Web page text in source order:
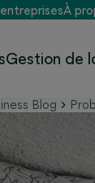
À
Gestion de
Blog